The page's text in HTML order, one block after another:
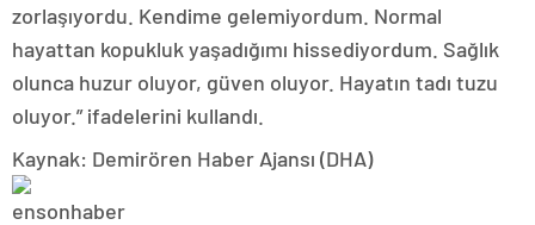
zorlaşıyordu. Kendime gelemiyordum. Normal
hayattan kopukluk yaşadığımı hissediyordum. Sağlık
olunca huzur oluyor, güven oluyor. Hayatın tadı tuzu
oluyor.” ifadelerini kullandı.
Kaynak: Demirören Haber Ajansı (DHA)